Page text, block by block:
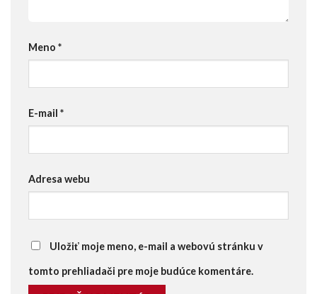
Meno *
E-mail *
Adresa webu
Uložiť moje meno, e-mail a webovú stránku v
tomto prehliadači pre moje budúce komentáre.